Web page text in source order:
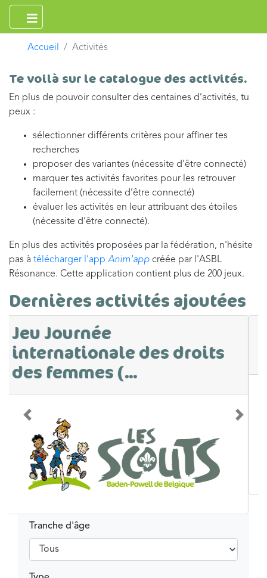
Accueil Activités
Te voilà sur le catalogue des activités.
En plus de pouvoir consulter des centaines d’activités, tu
peux :
sélectionner différents critères pour affiner tes
recherches
proposer des variantes (nécessite d’être connecté)
marquer tes activités favorites pour les retrouver
facilement (nécessite d’être connecté)
évaluer les activités en leur attribuant des étoiles
(nécessite d’être connecté).
En plus des activités proposées par la fédération, n'hésite
pas à télécharger l’app Anim'app créée par l'ASBL
Résonance. Cette application contient plus de 200 jeux.
Dernières activités ajoutées
Parcours sur le
consentement
Précédent
Type